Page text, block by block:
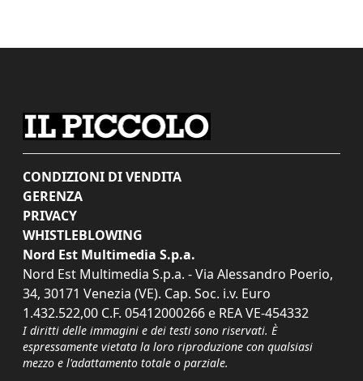
CONDIZIONI DI VENDITA
GERENZA
PRIVACY
WHISTLEBLOWING
Nord Est Multimedia S.p.a.
Nord Est Multimedia S.p.a. - Via Alessandro Poerio,
34, 30171 Venezia (VE). Cap. Soc. i.v. Euro
1.432.522,00 C.F. 05412000266 e REA VE-454332
I diritti delle immagini e dei testi sono riservati. È
espressamente vietata la loro riproduzione con qualsiasi
mezzo e l'adattamento totale o parziale.